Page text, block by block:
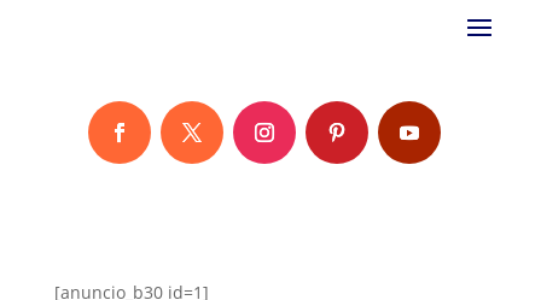
[anuncio_b30 id=1]